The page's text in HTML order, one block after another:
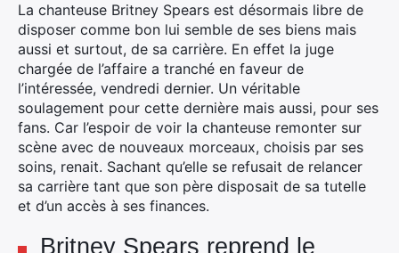
La chanteuse Britney Spears est désormais libre de
disposer comme bon lui semble de ses biens mais
aussi et surtout, de sa carrière. En effet la juge
chargée de l’affaire a tranché en faveur de
l’intéressée, vendredi dernier. Un véritable
soulagement pour cette dernière mais aussi, pour ses
fans. Car l’espoir de voir la chanteuse remonter sur
scène avec de nouveaux morceaux, choisis par ses
soins, renait. Sachant qu’elle se refusait de relancer
sa carrière tant que son père disposait de sa tutelle
et d’un accès à ses finances.
Britney Spears reprend le